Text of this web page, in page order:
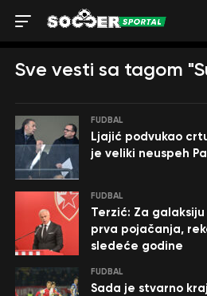
Sve vesti sa tagom
FUDBAL
Ljajić podvukao
je veliki neuspeh
FUDBAL
Terzić: Za
prva pojačanja,
sledeće godine
FUDBAL
Sada je stvarno